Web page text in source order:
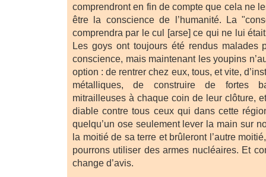
comprendront en fin de compte que cela ne
être la conscience de l’humanité. La
comprendra par le cul [arse] ce qui ne lui
Les goys ont toujours été rendus malades
conscience, mais maintenant les youpins
option : de rentrer chez eux, tous, et vite,
métalliques, de construire de fortes
mitrailleuses à chaque coin de leur clôture,
diable contre tous ceux qui dans cette
quelqu’un ose seulement lever la main sur
la moitié de sa terre et brûleront l’autre
pourrons utiliser des armes nucléaires. Et
change d’avis.